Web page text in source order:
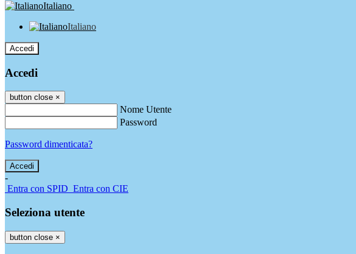
Italiano
Italiano
Accedi
Accedi
button close ×
Nome Utente
Password
Password dimenticata?
-
Entra con SPID Entra con CIE
Seleziona utente
button close ×